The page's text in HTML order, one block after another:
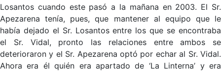
Losantos cuando este pasó a la mañana en 2003. El Sr.
Apezarena tenía, pues, que mantener al equipo que le
había dejado el Sr. Losantos entre los que se encontraba
el Sr. Vidal, pronto las relaciones entre ambos se
deterioraron y el Sr. Apezarena optó por echar al Sr. Vidal.
Ahora era él quién era apartado de ‘La Linterna’ y era